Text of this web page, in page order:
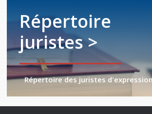
Répertoire
juristes >
Répertoire des juristes